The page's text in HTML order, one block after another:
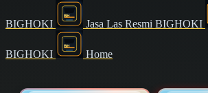
BIGHOKI Jasa Las Resmi BIGHOKI
BIGHOKI Home